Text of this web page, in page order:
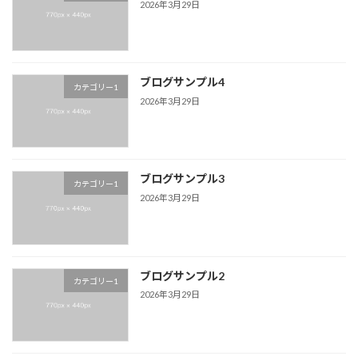
2026年3月29日
カテゴリー1 ブログサンプル4
2026年3月29日
カテゴリー1 ブログサンプル3
2026年3月29日
カテゴリー1 ブログサンプル2
2026年3月29日